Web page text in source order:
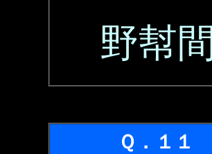
野幇間
Ｑ．１１